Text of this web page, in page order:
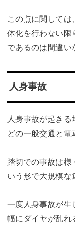
この点に関して
体化を行わない限
であるのは間違い
人身事故
人身事故が起き
どの一般交通と電
踏切での事故は様
いう形で大規模な
一度人身事故が生
幅にダイヤが乱れ